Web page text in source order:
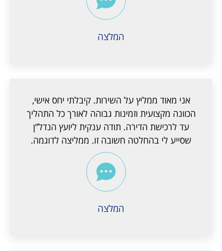
המלצה
המלצה
אני מאוד ממליץ על השירות. קיבלתי יחס אישי,
הכוונה מקצועית וזמינות גבוהה לאורך כל התהליך
עד לרכישת הדירה. תודה ענקית ליועץ הנדל”ן
שסייע לי בהחלטה חשובה זו. ממליצה לדוגמה.